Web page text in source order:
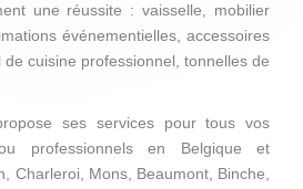
une réussite : vaisselle, mobilier
événementielles, accessoires
cuisine professionnel, tonnelles de
ses services pour tous vos
professionnels en Belgique et
Charleroi, Mons, Beaumont, Binche,